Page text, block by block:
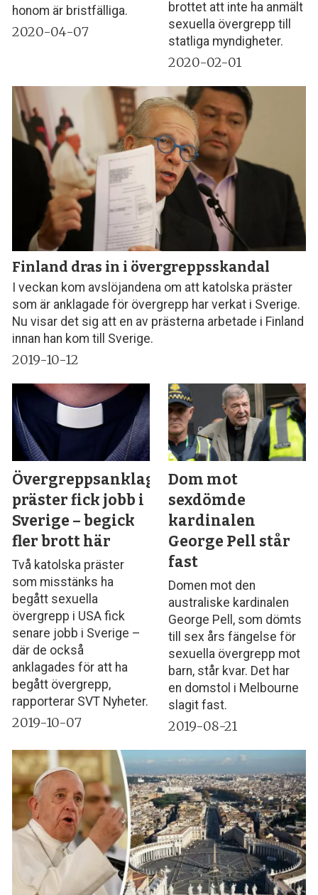
honom är bristfälliga.
2020-04-07
brottet att inte ha anmält
sexuella övergrepp till
statliga myndigheter.
2020-02-01
Finland dras in i övergreppsskandal
I veckan kom avslöjandena om att katolska präster
som är anklagade för övergrepp har verkat i Sverige.
Nu visar det sig att en av prästerna arbetade i Finland
innan han kom till Sverige.
2019-10-12
Övergreppsanklagade
präster fick jobb i
Sverige – begick
fler brott här
Två katolska präster
som misstänks ha
begått sexuella
övergrepp i USA fick
senare jobb i Sverige –
där de också
anklagades för att ha
begått övergrepp,
rapporterar SVT Nyheter.
2019-10-07
Dom mot
sexdömde
kardinalen
George Pell står
fast
Domen mot den
australiske kardinalen
George Pell, som dömts
till sex års fängelse för
sexuella övergrepp mot
barn, står kvar. Det har
en domstol i Melbourne
slagit fast.
2019-08-21